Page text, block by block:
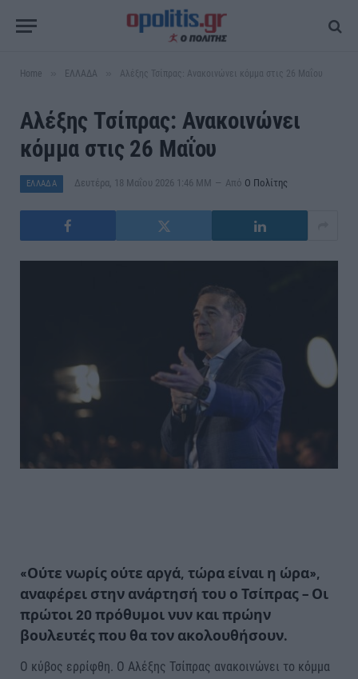
Home ΕΛΛΑΔΑ Αλέξης Τσίπρας: Ανακοινώνει κόμμα στις 26 Μαΐου
Αλέξης Τσίπρας: Ανακοινώνει
κόμμα στις 26 Μαΐου
ΕΛΛΑΔΑ Δευτέρα, 18 Μαΐου 2026 1:46 ΜΜ Από Ο Πολίτης
«Ούτε νωρίς ούτε αργά, τώρα είναι η ώρα»,
αναφέρει στην ανάρτησή του ο Τσίπρας – Οι
πρώτοι 20 πρόθυμοι νυν και πρώην
βουλευτές που θα τον ακολουθήσουν.
Ο κύβος ερρίφθη. Ο Αλέξης Τσίπρας ανακοινώνει το κόμμα